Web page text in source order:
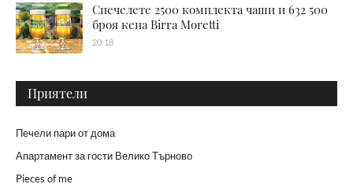
Спечелете 2500 комплекта чаши и 632 500
броя кена Birra Moretti
20:18
Приятели
Печели пари от дома
Апартамент за гости Велико Търново
Pieces of me